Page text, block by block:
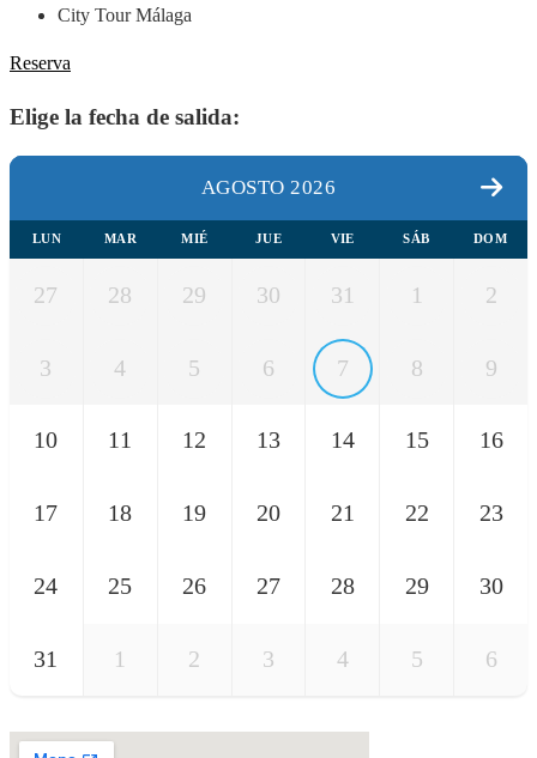
City Tour Málaga
Reserva
Elige la fecha de salida:
AGOSTO 2026
LUN MAR MIÉ JUE VIE SÁB DOM
27 28 29 30 31 1 2
3 4 5 6 7 8 9
10 11 12 13 14 15 16
17 18 19 20 21 22 23
24 25 26 27 28 29 30
31 1 2 3 4 5 6